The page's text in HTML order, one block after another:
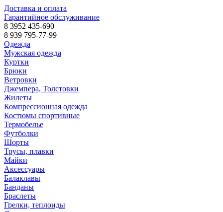
Доставка и оплата
Гарантийное обслуживание
8 3952 435-690
8 939 795-77-99
Одежда
Мужская одежда
Куртки
Брюки
Ветровки
Джемпера, Толстовки
Жилеты
Компрессионная одежда
Костюмы спортивные
Термобелье
Футболки
Шорты
Трусы, плавки
Майки
Аксессуары
Балаклавы
Банданы
Браслеты
Грелки, теплоиды